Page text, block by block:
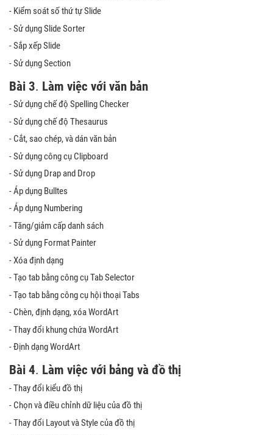
- Kiểm soát số thứ tự Slide
- Sử dụng Slide Sorter
- Sắp xếp Slide
- Sử dụng Section
Bài 3. Làm việc với văn bản
- Sử dụng chế độ Spelling Checker
- Sử dụng chế độ Thesaurus
- Cắt, sao chép, và dán văn bản
- Sử dụng công cụ Clipboard
- Sử dụng Drap and Drop
- Áp dụng Bulltes
- Áp dụng Numbering
- Tăng/giảm cấp danh sách
- Sử dụng Format Painter
- Xóa định dạng
- Tạo tab bằng công cụ Tab Selector
- Tạo tab bằng công cụ hội thoại Tabs
- Chèn, định dạng, xóa WordArt
- Thay đổi khung chứa WordArt
- Định dạng WordArt
Bài 4. Làm việc với bảng và đồ thị
- Thay đổi kiểu đồ thị
- Chọn và điều chỉnh dữ liệu của đồ thị
- Thay đổi Layout và Style của đồ thị